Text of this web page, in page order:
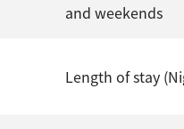
and weekends
Length of stay